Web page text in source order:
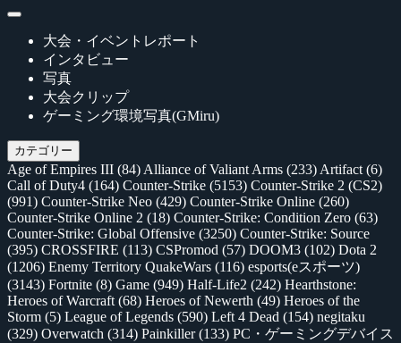
大会・イベントレポート
インタビュー
写真
大会クリップ
ゲーミング環境写真(GMiru)
カテゴリー
Age of Empires III (84) Alliance of Valiant Arms (233) Artifact (6)
Call of Duty4 (164) Counter-Strike (5153) Counter-Strike 2 (CS2)
(991) Counter-Strike Neo (429) Counter-Strike Online (260)
Counter-Strike Online 2 (18) Counter-Strike: Condition Zero (63)
Counter-Strike: Global Offensive (3250) Counter-Strike: Source
(395) CROSSFIRE (113) CSPromod (57) DOOM3 (102) Dota 2
(1206) Enemy Territory QuakeWars (116) esports(eスポーツ)
(3143) Fortnite (8) Game (949) Half-Life2 (242) Hearthstone:
Heroes of Warcraft (68) Heroes of Newerth (49) Heroes of the
Storm (5) League of Legends (590) Left 4 Dead (154) negitaku
(329) Overwatch (314) Painkiller(133) PC・ゲーミングデバイス